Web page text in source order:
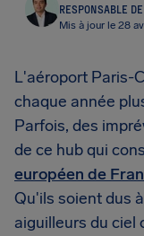
RESPONSABLE
Mis à jour le 28
L'aéroport Paris-
chaque année
Parfois, des
de ce hub qui
européen de
Qu'ils soient dus
aiguilleurs du ciel